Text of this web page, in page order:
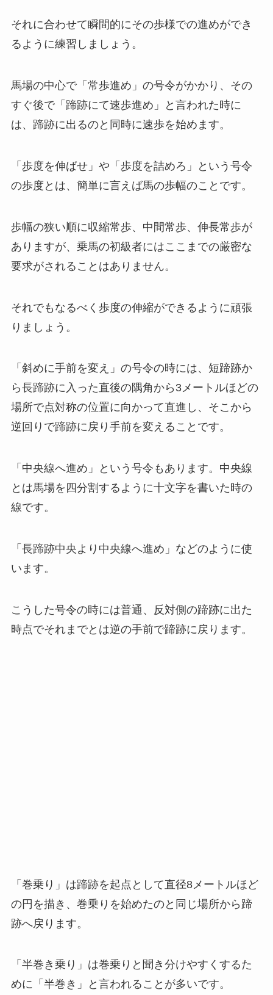
それに合わせて瞬間的にその歩様での進めができ
るように練習しましょう。
馬場の中心で「常歩進め」の号令がかかり、その
すぐ後で「蹄跡にて速歩進め」と言われた時に
は、蹄跡に出るのと同時に速歩を始めます。
「歩度を伸ばせ」や「歩度を詰めろ」という号令
の歩度とは、簡単に言えば馬の歩幅のことです。
歩幅の狭い順に収縮常歩、中間常歩、伸長常歩が
ありますが、乗馬の初級者にはここまでの厳密な
要求がされることはありません。
それでもなるべく歩度の伸縮ができるように頑張
りましょう。
「斜めに手前を変え」の号令の時には、短蹄跡か
ら長蹄跡に入った直後の隅角から3メートルほどの
場所で点対称の位置に向かって直進し、そこから
逆回りで蹄跡に戻り手前を変えることです。
「中央線へ進め」という号令もあります。中央線
とは馬場を四分割するように十文字を書いた時の
線です。
「長蹄跡中央より中央線へ進め」などのように使
います。
こうした号令の時には普通、反対側の蹄跡に出た
時点でそれまでとは逆の手前で蹄跡に戻ります。
「巻乗り」は蹄跡を起点として直径8メートルほど
の円を描き、巻乗りを始めたのと同じ場所から蹄
跡へ戻ります。
「半巻き乗り」は巻乗りと聞き分けやすくするた
めに「半巻き」と言われることが多いです。